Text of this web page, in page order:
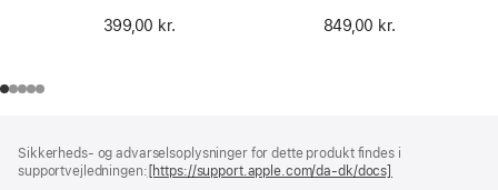
399,00 kr.
849,00 kr.
Sikkerheds- og advarselsoplysninger for dette produkt findes i
supportvejledningen: [https://support.apple.com/da-dk/docs]